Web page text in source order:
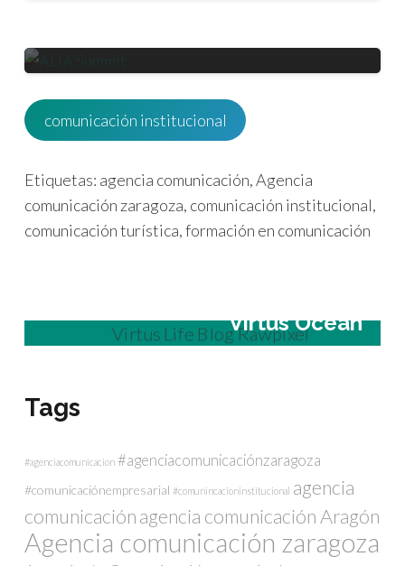
comunicación institucional
Etiquetas: agencia comunicación,Agencia
comunicación zaragoza, comunicación institucional,
comunicación turística,formación en comunicación
Virtus Ocean
Tags
#agenciacomunicacion #agenciacomunicaciónzaragoza
#comunicaciónempresarial #comunincacioninstitucional agencia
comunicaciónagencia comunicación Aragón
Agencia comunicación zaragoza